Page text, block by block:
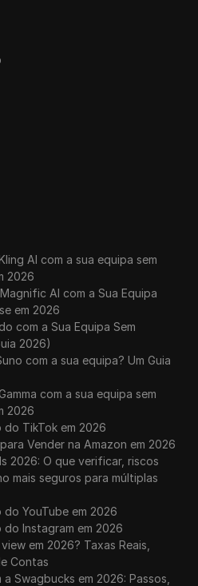
AI com a sua equipa sem
2026
AI com a Sua Equipa
em 2026
com a Sua Equipa Sem
2026)
com a sua equipa? Um Guia
com a sua equipa sem
2026
do TikTok em 2026
Vender na Amazon em 2026
2026: O que verificar, riscos
mais seguros para múltiplas
YouTube em 2026
Instagram em 2026
em 2026? Taxas Reais,
Contas
Swagbucks em 2026: Passos,